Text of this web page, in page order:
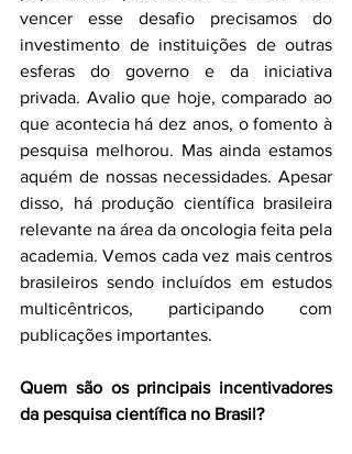
vencer esse desafio precisamos do
investimento de instituições de outras
esferas do governo e da iniciativa
privada. Avalio que hoje, comparado ao
que acontecia há dez anos, o fomento à
pesquisa melhorou. Mas ainda estamos
aquém de nossas necessidades. Apesar
disso, há produção científica brasileira
relevante na área da oncologia feita pela
academia. Vemos cada vez mais centros
brasileiros sendo incluídos em estudos
multicêntricos, participando com
publicações importantes.
Quem são os principais incentivadores
da pesquisa científica no Brasil?